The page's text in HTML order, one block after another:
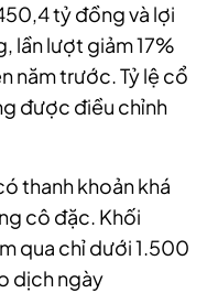
tỷ đồng và lợi
lần lượt giảm 17%
năm trước. Tỷ lệ cổ
được điều chỉnh
thanh khoản khá
cô đặc. Khối
qua chỉ dưới 1.500
dịch ngày